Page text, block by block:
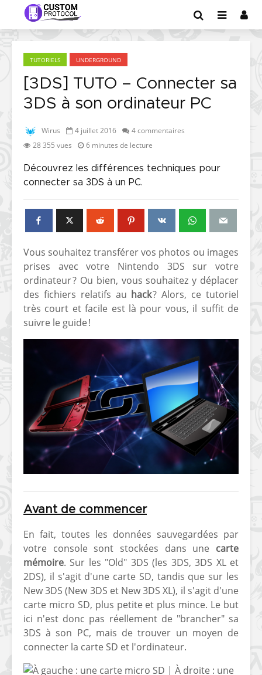
TUTORIELS UNDERGROUND
[3DS] TUTO – Connecter sa
3DS à son ordinateur PC
Wirus 4 juillet 2016
4 commentaires
28 355 vues
6 minutes de lecture
Découvrez les différences techniques pour
connecter sa 3DS à un PC.
Vous souhaitez transférer vos photos ou images
prises avec votre Nintendo 3DS sur votre
ordinateur ? Ou bien, vous souhaitez y déplacer
des fichiers relatifs au hack? Alors, ce tutoriel
très court et facile est là pour vous, il suffit de
suivre le guide !
Avant de commencer
En fait, toutes les données sauvegardées par
votre console sont stockées dans une carte
mémoire. Sur les "Old" 3DS (les 3DS, 3DS XL et
2DS), il s'agit d'une carte SD, tandis que sur les
New 3DS (New 3DS et New 3DS XL), il s'agit d'une
carte micro SD, plus petite et plus mince. Le but
ici n'est donc pas réellement de "brancher" sa
3DS à son PC, mais de trouver un moyen de
connecter la carte SD et l'ordinateur.
[Vita] Ouverture de
KyûHEN, le nouveau
concours de
[Switch]